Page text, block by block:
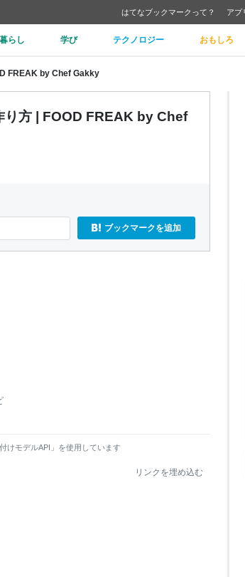
はてなブックマークって？ アプ
暮らし 学び テクノロジー おもしろ
FREAK by Chef Gakky
り方 | FOOD FREAK by Chef
ブックマークを追加
けモデルAPI」を使用しています
リンクを埋め込む